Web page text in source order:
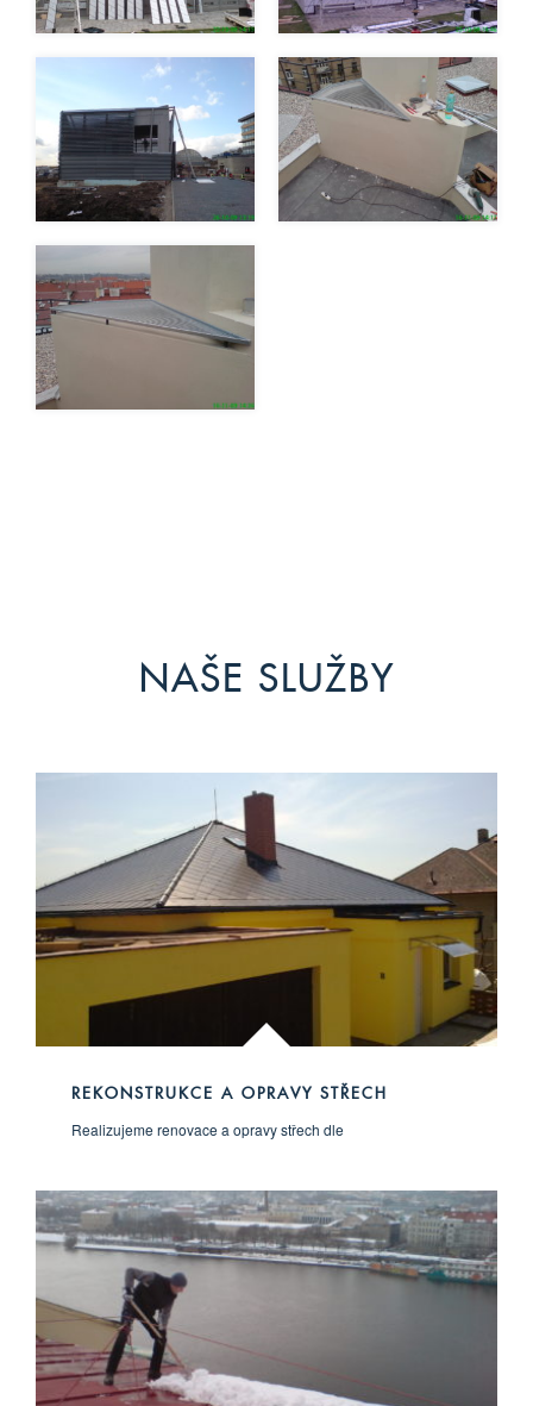
NAŠE SLUŽBY
REKONSTRUKCE A OPRAVY STŘECH
Realizujeme renovace a opravy střech dle